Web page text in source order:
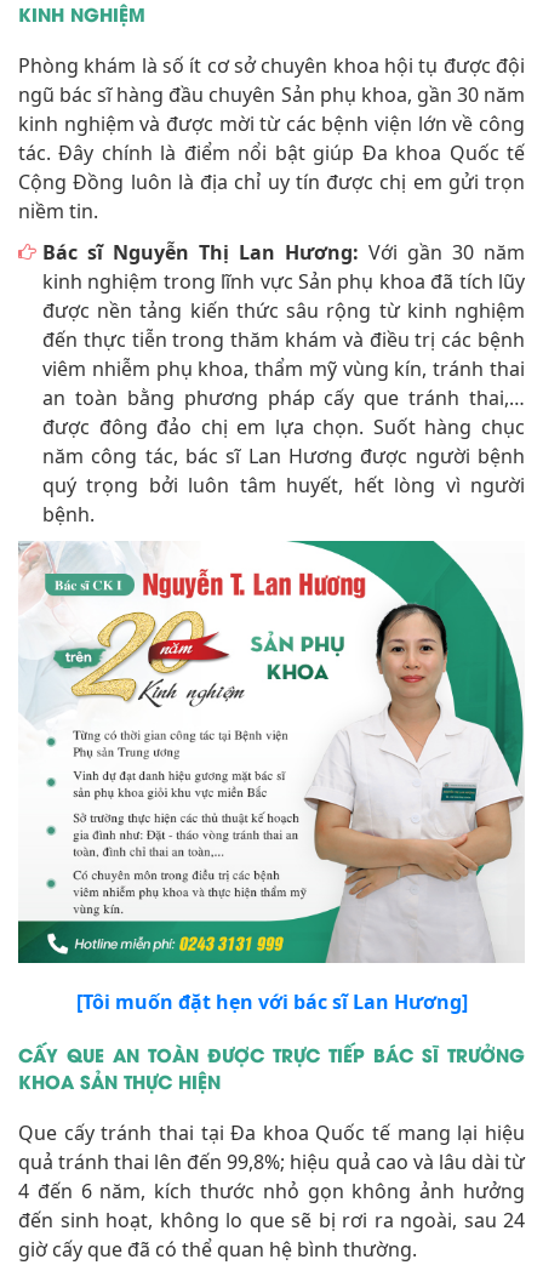
KINH NGHIỆM
Phòng khám là số ít cơ sở chuyên khoa hội tụ được đội
ngũ bác sĩ hàng đầu chuyên Sản phụ khoa, gần 30 năm
kinh nghiệm và được mời từ các bệnh viện lớn về công
tác. Đây chính là điểm nổi bật giúp Đa khoa Quốc tế
Cộng Đồng luôn là địa chỉ uy tín được chị em gửi trọn
niềm tin.
Bác sĩ Nguyễn Thị Lan Hương: Với gần 30 năm
kinh nghiệm trong lĩnh vực Sản phụ khoa đã tích lũy
được nền tảng kiến thức sâu rộng từ kinh nghiệm
đến thực tiễn trong thăm khám và điều trị các bệnh
viêm nhiễm phụ khoa, thẩm mỹ vùng kín, tránh thai
an toàn bằng phương pháp cấy que tránh thai,…
được đông đảo chị em lựa chọn. Suốt hàng chục
năm công tác, bác sĩ Lan Hương được người bệnh
quý trọng bởi luôn tâm huyết, hết lòng vì người
bệnh.
[Tôi muốn đặt hẹn với bác sĩ Lan Hương]
CẤY QUE AN TOÀN ĐƯỢC TRỰC TIẾP BÁC SĨ TRƯỞNG
KHOA SẢN THỰC HIỆN
Que cấy tránh thai tại Đa khoa Quốc tế mang lại hiệu
quả tránh thai lên đến 99,8%; hiệu quả cao và lâu dài từ
4 đến 6 năm, kích thước nhỏ gọn không ảnh hưởng
đến sinh hoạt, không lo que sẽ bị rơi ra ngoài, sau 24
giờ cấy que đã có thể quan hệ bình thường.